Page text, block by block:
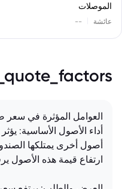
الموصلات
عائشة --
أداء الأصول الأساسية:
أصول أخرى يمتلكها
ارتفاع قيمة هذه